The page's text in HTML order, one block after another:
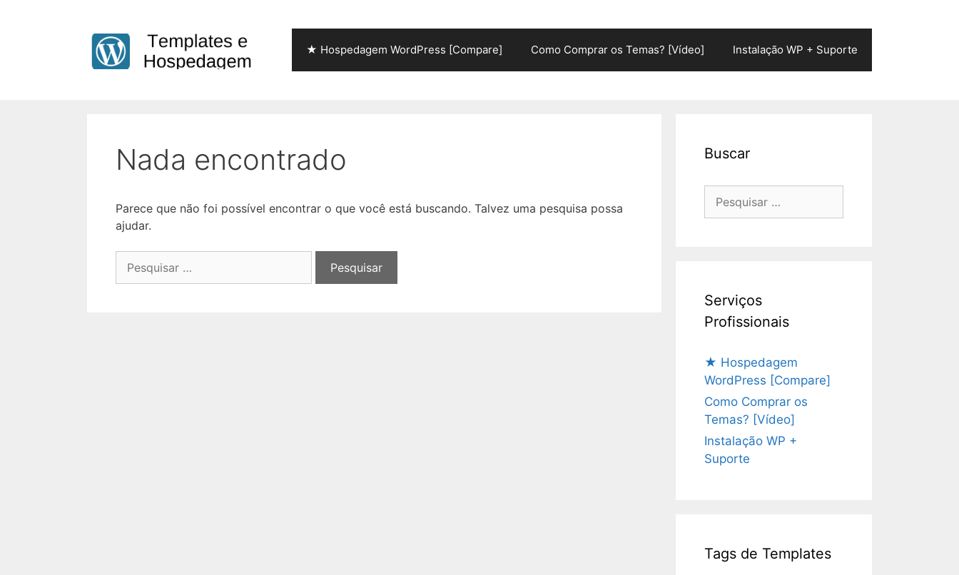
★ Hospedagem WordPress [Compare] Como Comprar os Temas? [Vídeo] Instalação WP + Suporte
Nada encontrado
Parece que não foi possível encontrar o que você está buscando. Talvez uma pesquisa possa
ajudar.
por:
Buscar
Serviços
Profissionais
★ Hospedagem
WordPress [Compare]
Como Comprar os
Temas? [Vídeo]
Instalação WP +
Suporte
Tags de Templates